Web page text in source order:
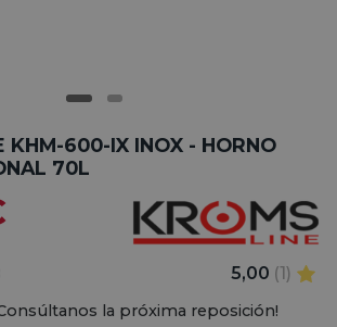
KHM-600-IX INOX - HORNO
70L
5,00 (1)
la próxima reposición!